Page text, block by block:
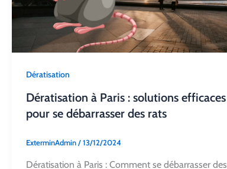
Dératisation
Dératisation à Paris : solutions efficaces
pour se débarrasser des rats
ExterminAdmin/13/12/2024
Dératisation à Paris : Comment se débarrasser des